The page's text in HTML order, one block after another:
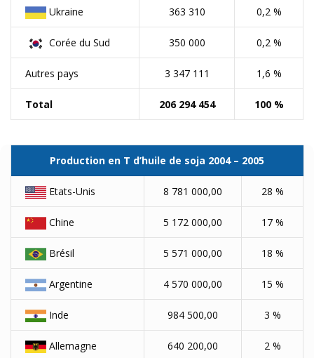
Ukraine 363 310 0,2 %
Corée du Sud 350 000 0,2 %
Autres pays 3 347 111 1,6 %
Total 206 294 454 100 %
Production en T d’huile de soja 2004 – 2005
Etats-Unis 8 781 000,00 28 %
Chine 5 172 000,00 17 %
Brésil 5 571 000,00 18 %
Argentine 4 570 000,00 15 %
Inde 984 500,00 3 %
Allemagne 640 200,00 2 %